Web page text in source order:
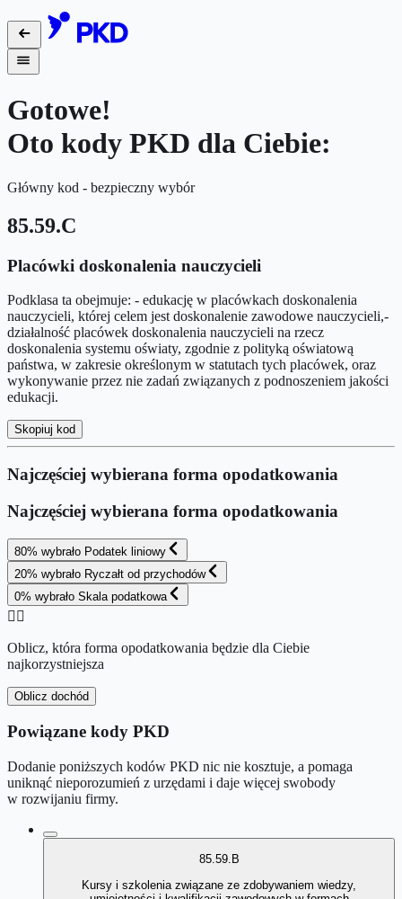
Gotowe!
Oto kody PKD dla Ciebie:
Główny kod - bezpieczny wybór
85.59.C
Placówki doskonalenia nauczycieli
Podklasa ta obejmuje: - edukację w placówkach doskonalenia
nauczycieli, której celem jest doskonalenie zawodowe nauczycieli,-
działalność placówek doskonalenia nauczycieli na rzecz
doskonalenia systemu oświaty, zgodnie z polityką oświatową
państwa, w zakresie określonym w statutach tych placówek, oraz
wykonywanie przez nie zadań związanych z podnoszeniem jakości
edukacji.
Skopiuj kod
Najczęściej wybierana forma opodatkowania
Najczęściej wybierana forma opodatkowania
80% wybrało Podatek liniowy
20% wybrało Ryczałt od przychodów
0% wybrało Skala podatkowa
👉🏻
Oblicz, która forma opodatkowania będzie dla Ciebie
najkorzystniejsza
Oblicz dochód
Powiązane kody PKD
Dodanie poniższych kodów PKD nic nie kosztuje, a pomaga
uniknąć nieporozumień z urzędami i daje więcej swobody
w rozwijaniu firmy.
85.59.B
Kursy i szkolenia związane ze zdobywaniem wiedzy,